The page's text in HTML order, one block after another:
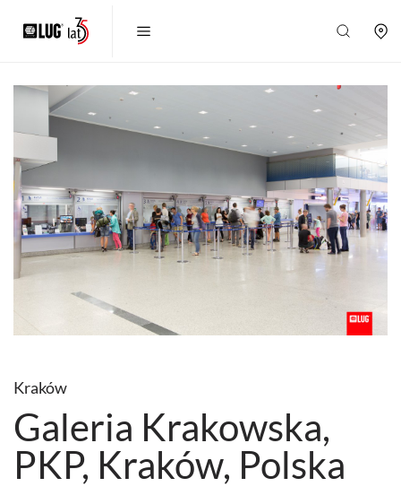
Kraków
Galeria Krakowska,
PKP, Kraków, Polska